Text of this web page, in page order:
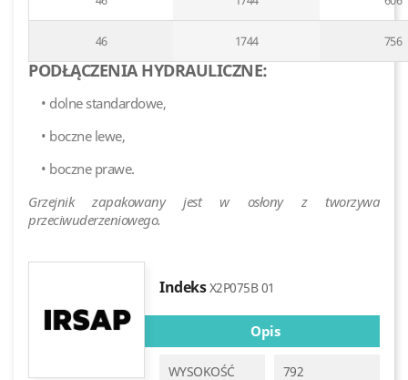
46 1744 756
PODŁĄCZENIA HYDRAULICZNE:
• dolne standardowe,
• boczne lewe,
• boczne prawe.
Grzejnik zapakowany jest w osłony z tworzywa
przeciwuderzeniowego.
Indeks X2P075B 01
Opis
WYSOKOŚĆ 792